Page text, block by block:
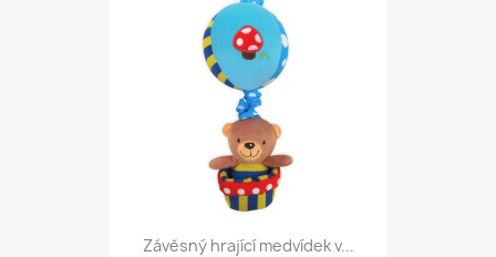
Závěsný hrající medvídek v...